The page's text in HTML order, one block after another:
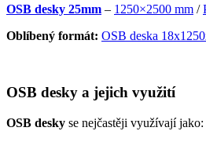
OSB desky 25mm – 1250×2500 mm /
Oblíbený formát: OSB deska
OSB desky a jejich využití
OSB desky se nejčastěji využívají jako: